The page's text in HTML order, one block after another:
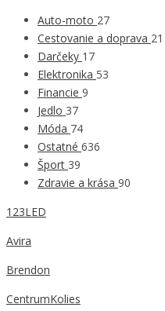
Auto-moto 27
Cestovanie a doprava 21
Darčeky 17
Elektronika 53
Financie 9
Jedlo 37
Móda 74
Ostatné 636
Šport 39
Zdravie a krása 90
123LED
Avira
Brendon
CentrumKolies